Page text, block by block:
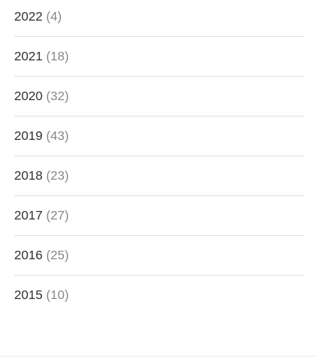
2022 (4)
2021 (18)
2020 (32)
2019 (43)
2018 (23)
2017 (27)
2016 (25)
2015 (10)